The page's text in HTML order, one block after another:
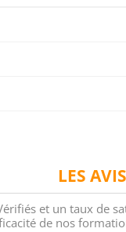
LES
et un taux de
de nos